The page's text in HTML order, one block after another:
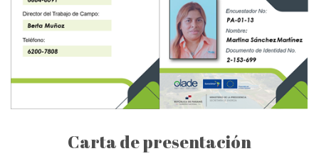
Carta de presentación